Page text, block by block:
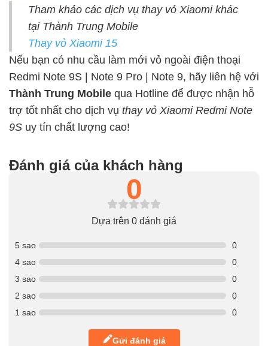
Tham khảo các dịch vụ thay vỏ Xiaomi khác
tại Thành Trung Mobile
Thay vỏ Xiaomi 15
Nếu bạn có nhu cầu làm mới vỏ ngoài điện thoại
Redmi Note 9S | Note 9 Pro | Note 9, hãy liên hệ với
Thành Trung Mobile qua Hotline để được nhận hỗ
trợ tốt nhất cho dịch vụ thay vỏ Xiaomi Redmi Note
9S uy tín chất lượng cao!
Đánh giá của khách hàng
0
Dựa trên 0 đánh giá
5 sao
0
4 sao
0
3 sao
0
2 sao
0
1 sao
0
Gửi đánh giá